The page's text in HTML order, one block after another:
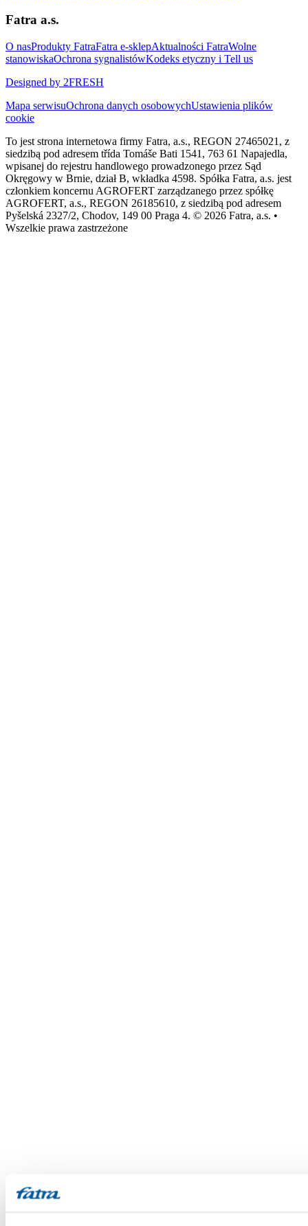
Fatra a.s.
O nasProdukty FatraFatra e-sklepAktualności FatraWolne
stanowiskaOchrona sygnalistówKodeks etyczny i Tell us
Designed by 2FRESH
Mapa serwisuOchrona danych osobowychUstawienia plików
cookie
To jest strona internetowa firmy Fatra, a.s., REGON 27465021, z
siedzibą pod adresem třída Tomáše Bati 1541, 763 61 Napajedla,
wpisanej do rejestru handlowego prowadzonego przez Sąd
Okręgowy w Brnie, dział B, wkładka 4598. Spółka Fatra, a.s. jest
członkiem koncernu AGROFERT zarządzanego przez spółkę
AGROFERT, a.s., REGON 26185610, z siedzibą pod adresem
Pyšelská 2327/2, Chodov, 149 00 Praga 4. © 2026 Fatra, a.s. •
Wszelkie prawa zastrzeżone